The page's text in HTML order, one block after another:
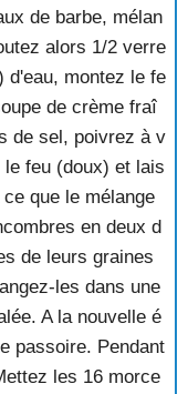
de barbe, mélan
alors 1/2 verre
d'eau, montez le fe
de crème fraî
de sel, poivrez à v
feu (doux) et lais
que le mélange
en deux d
de leurs graines
les dans une
A la nouvelle é
passoire. Pendant
les 16 morce